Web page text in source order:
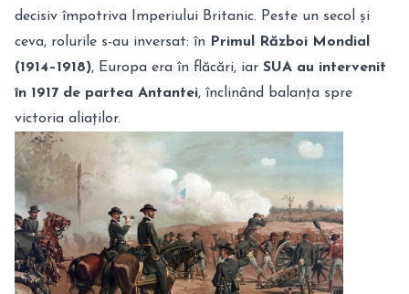
decisiv împotriva Imperiului Britanic. Peste un secol și
ceva, rolurile s-au inversat: în Primul Război Mondial
(1914–1918), Europa era în flăcări, iar SUA au intervenit
în 1917 de partea Antantei, înclinând balanța spre
victoria aliaților.